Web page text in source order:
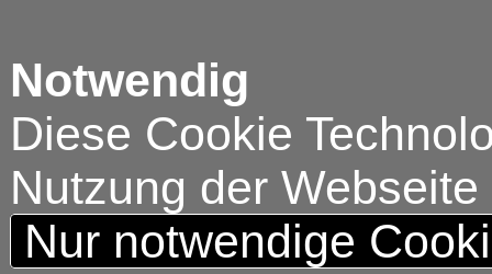
Notwendig
Diese Cookie
Nutzung der
Nur notwendige